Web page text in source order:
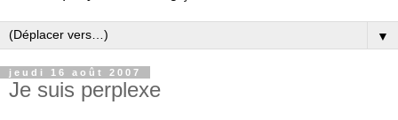
▼
jeudi 16 août 2007
Je suis perplexe